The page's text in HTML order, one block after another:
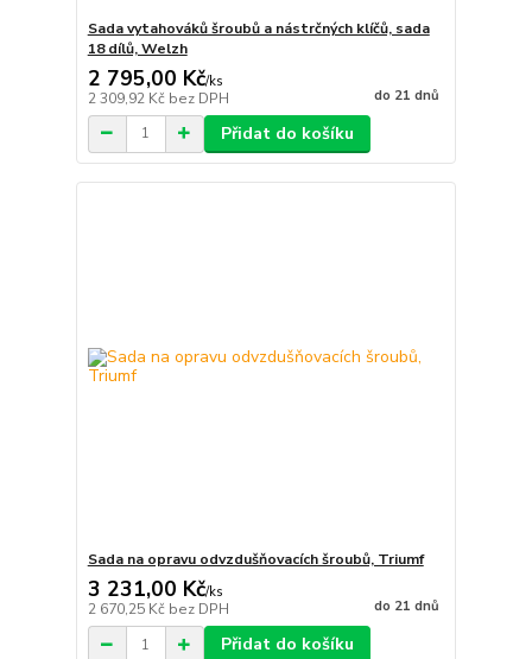
Sada vytahováků šroubů a nástrčných klíčů, sada
18 dílů, Welzh
2 795,00 Kč/ks
2 309,92 Kč bez DPH do 21 dnů
Přidat do košíku
Sada na opravu odvzdušňovacích šroubů, Triumf
3 231,00 Kč/ks
2 670,25 Kč bez DPH do 21 dnů
Přidat do košíku